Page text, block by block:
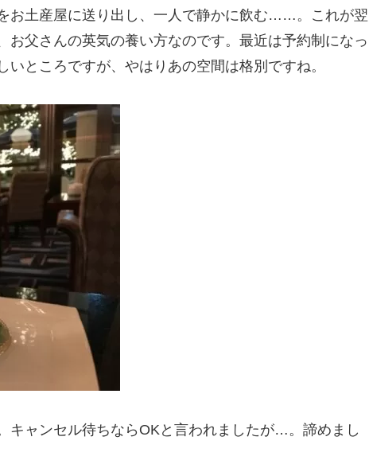
お土産屋に送り出し、一人で静かに飲む……。これが翌
お父さんの英気の養い方なのです。最近は予約制になっ
ところですが、やはりあの空間は格別ですね。
キャンセル待ちならOKと言われましたが…。諦めまし